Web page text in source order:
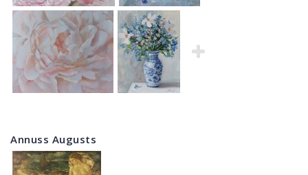
Annuss Augusts